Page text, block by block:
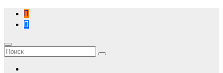
Перейти
содержимому